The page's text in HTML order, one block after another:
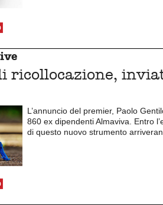
ricollocazione,
L’annuncio del premier, Paolo
860 ex dipendenti Almaviva. Entro
di questo nuovo strumento